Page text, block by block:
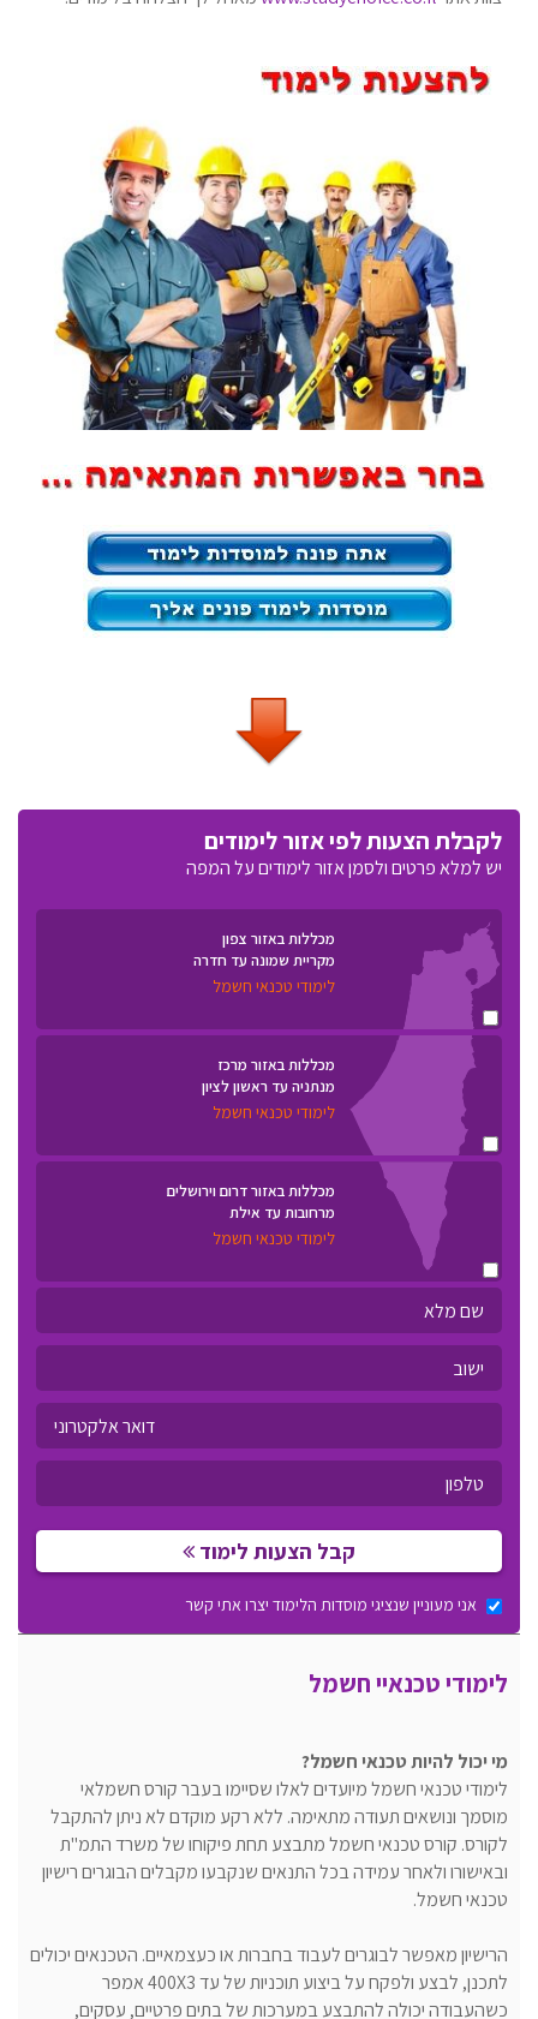
לקבלת הצעות לפי אזור לימודים
יש למלא פרטים ולסמן אזור לימודים על המפה
מכללות באזור צפון
מקריית שמונה עד חדרה
לימודי טכנאי חשמל
מכללות באזור מרכז
מנתניה עד ראשון לציון
לימודי טכנאי חשמל
מכללות באזור דרום וירושלים
מרחובות עד אילת
לימודי טכנאי חשמל
קבל הצעות לימוד
אני מעוניין שנציגי מוסדות הלימוד יצרו אתי קשר
לימודי טכנאיי חשמל
מי יכול להיות טכנאי חשמל?
לימודי טכנאי חשמל מיועדים לאלו שסיימו בעבר קורס חשמלאי
מוסמך ונושאים תעודה מתאימה. ללא רקע מוקדם לא ניתן להתקבל
לקורס. קורס טכנאי חשמל מתבצע תחת פיקוחו של משרד התמ"ת
ובאישורו ולאחר עמידה בכל התנאים שנקבעו מקבלים הבוגרים רישיון
טכנאי חשמל.
הרישיון מאפשר לבוגרים לעבוד בחברות או כעצמאיים. הטכנאים יכולים
לתכנן, לבצע ולפקח על ביצוע תוכניות של עד 400X3 אמפר
כשהעבודה יכולה להתבצע במערכות של בתים פרטיים, עסקים,